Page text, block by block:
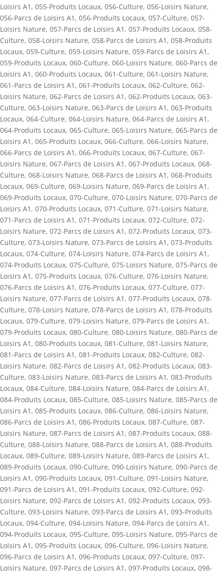
Loisirs A1 , 055-Produits Locaux, 056-Culture, 056-Loisirs Nature,
056-Parcs de Loisirs A1 , 056-Produits Locaux, 057-Culture, 057-
Loisirs Nature, 057-Parcs de Loisirs A1 , 057-Produits Locaux, 058-
Culture, 058-Loisirs Nature, 058-Parcs de Loisirs A1 , 058-Produits
Locaux, 059-Culture, 059-Loisirs Nature, 059-Parcs de Loisirs A1 ,
059-Produits Locaux, 060-Culture, 060-Loisirs Nature, 060-Parcs de
Loisirs A1 , 060-Produits Locaux, 061-Culture, 061-Loisirs Nature,
061-Parcs de Loisirs A1 , 061-Produits Locaux, 062-Culture, 062-
Loisirs Nature, 062-Parcs de Loisirs A1 , 062-Produits Locaux, 063-
Culture, 063-Loisirs Nature, 063-Parcs de Loisirs A1 , 063-Produits
Locaux, 064-Culture, 064-Loisirs Nature, 064-Parcs de Loisirs A1 ,
064-Produits Locaux, 065-Culture, 065-Loisirs Nature, 065-Parcs de
Loisirs A1 , 065-Produits Locaux, 066-Culture, 066-Loisirs Nature,
066-Parcs de Loisirs A1 , 066-Produits Locaux, 067-Culture, 067-
Loisirs Nature, 067-Parcs de Loisirs A1 , 067-Produits Locaux, 068-
Culture, 068-Loisirs Nature, 068-Parcs de Loisirs A1 , 068-Produits
Locaux, 069-Culture, 069-Loisirs Nature, 069-Parcs de Loisirs A1 ,
069-Produits Locaux, 070-Culture, 070-Loisirs Nature, 070-Parcs de
Loisirs A1 , 070-Produits Locaux, 071-Culture, 071-Loisirs Nature,
071-Parcs de Loisirs A1 , 071-Produits Locaux, 072-Culture, 072-
Loisirs Nature, 072-Parcs de Loisirs A1 , 072-Produits Locaux, 073-
Culture, 073-Loisirs Nature, 073-Parcs de Loisirs A1 , 073-Produits
Locaux, 074-Culture, 074-Loisirs Nature, 074-Parcs de Loisirs A1 ,
074-Produits Locaux, 075-Culture, 075-Loisirs Nature, 075-Parcs de
Loisirs A1 , 075-Produits Locaux, 076-Culture, 076-Loisirs Nature,
076-Parcs de Loisirs A1 , 076-Produits Locaux, 077-Culture, 077-
Loisirs Nature, 077-Parcs de Loisirs A1 , 077-Produits Locaux, 078-
Culture, 078-Loisirs Nature, 078-Parcs de Loisirs A1 , 078-Produits
Locaux, 079-Culture, 079-Loisirs Nature, 079-Parcs de Loisirs A1 ,
079-Produits Locaux, 080-Culture, 080-Loisirs Nature, 080-Parcs de
Loisirs A1 , 080-Produits Locaux, 081-Culture, 081-Loisirs Nature,
081-Parcs de Loisirs A1 , 081-Produits Locaux, 082-Culture, 082-
Loisirs Nature, 082-Parcs de Loisirs A1 , 082-Produits Locaux, 083-
Culture, 083-Loisirs Nature, 083-Parcs de Loisirs A1 , 083-Produits
Locaux, 084-Culture, 084-Loisirs Nature, 084-Parcs de Loisirs A1 ,
084-Produits Locaux, 085-Culture, 085-Loisirs Nature, 085-Parcs de
Loisirs A1 , 085-Produits Locaux, 086-Culture, 086-Loisirs Nature,
086-Parcs de Loisirs A1 , 086-Produits Locaux, 087-Culture, 087-
Loisirs Nature, 087-Parcs de Loisirs A1 , 087-Produits Locaux, 088-
Culture, 088-Loisirs Nature, 088-Parcs de Loisirs A1 , 088-Produits
Locaux, 089-Culture, 089-Loisirs Nature, 089-Parcs de Loisirs A1 ,
089-Produits Locaux, 090-Culture, 090-Loisirs Nature, 090-Parcs de
Loisirs A1 , 090-Produits Locaux, 091-Culture, 091-Loisirs Nature,
091-Parcs de Loisirs A1 , 091-Produits Locaux, 092-Culture, 092-
Loisirs Nature, 092-Parcs de Loisirs A1 , 092-Produits Locaux, 093-
Culture, 093-Loisirs Nature, 093-Parcs de Loisirs A1 , 093-Produits
Locaux, 094-Culture, 094-Loisirs Nature, 094-Parcs de Loisirs A1 ,
094-Produits Locaux, 095-Culture, 095-Loisirs Nature, 095-Parcs de
Loisirs A1 , 095-Produits Locaux, 096-Culture, 096-Loisirs Nature,
096-Parcs de Loisirs A1 , 096-Produits Locaux, 097-Culture, 097-
Loisirs Nature, 097-Parcs de Loisirs A1 , 097-Produits Locaux, 098-